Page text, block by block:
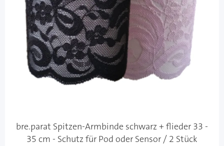
bre.parat Spitzen-Armbinde schwarz + flieder 33 -
35 cm - Schutz für Pod oder Sensor / 2 Stück